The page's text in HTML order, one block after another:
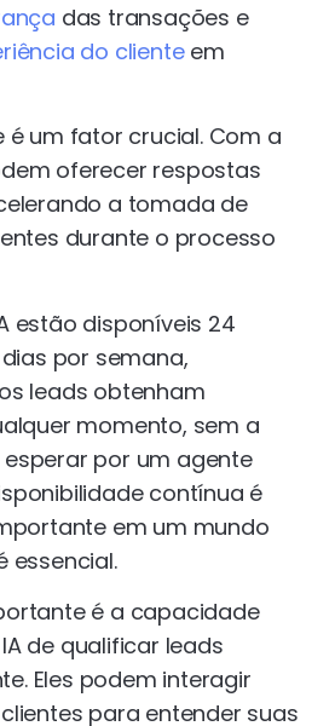
das transações e
do clienteem
é um fator crucial. Com a
oferecer respostas
a tomada de
durante o processo
estão disponíveis 24
por semana,
leads obtenham
momento, sem a
por um agente
contínua é
em um mundo
essencial.
é a capacidade
de qualificar leads
Eles podem interagir
para entender suas